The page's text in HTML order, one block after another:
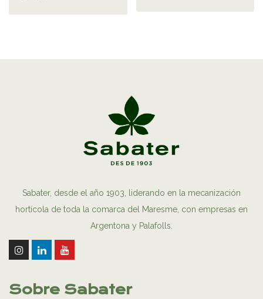
Sabater, desde el año 1903, liderando en la mecanización
hortícola de toda la comarca del Maresme, con empresas en
Argentona y Palafolls.
Sobre Sabater